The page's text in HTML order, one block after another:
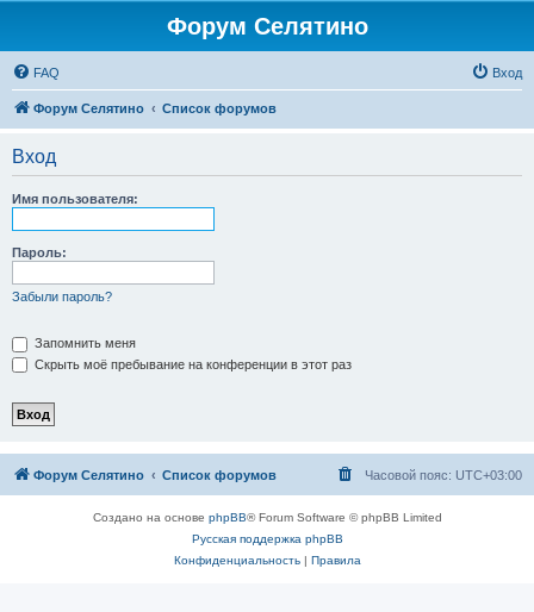
Форум Селятино
FAQ Вход
Форум Селятино Список форумов
Вход
Имя пользователя:
Пароль:
Забыли пароль?
Запомнить меня
Скрыть моё пребывание на конференции в этот раз
Форум Селятино Список форумов Часовой пояс: UTC+03:00
Создано на основе phpBB® Forum Software © phpBB Limited
Русская поддержка phpBB
Конфиденциальность| Правила